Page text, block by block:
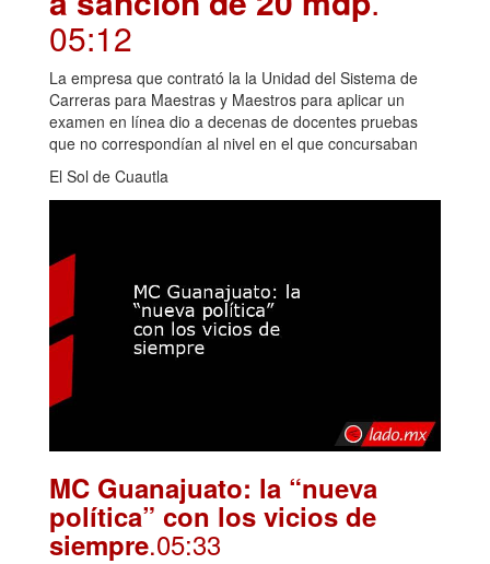
05:12
La empresa que contrató la la Unidad del Sistema de
Carreras para Maestras y Maestros para aplicar un
examen en línea dio a decenas de docentes pruebas
que no correspondían al nivel en el que concursaban
El Sol de Cuautla
MC Guanajuato: la “nueva
política” con los vicios de
siempre.05:33